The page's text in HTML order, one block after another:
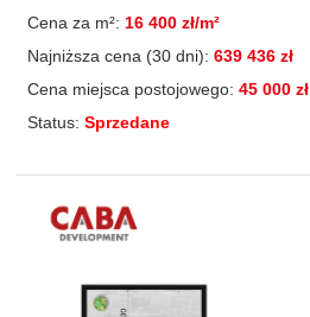
Cena za m²: 16 400 zł/m²
Najniższa cena (30 dni): 639 436 zł
Cena miejsca postojowego: 45 000 zł
Status: Sprzedane